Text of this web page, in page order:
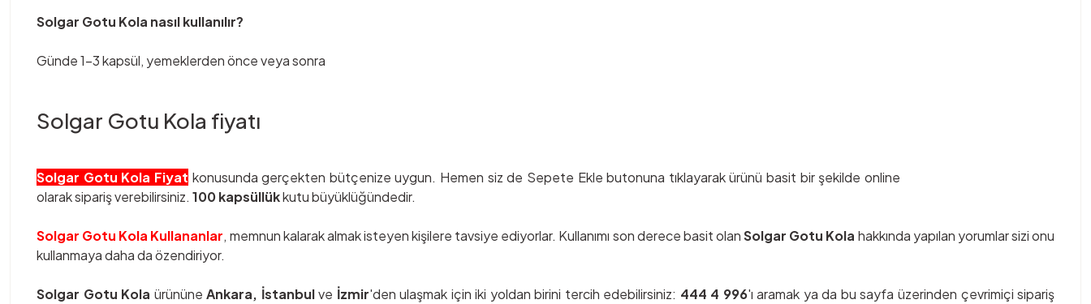
Solgar Gotu Kola nasıl kullanılır?
Günde 1-3 kapsül, yemeklerden önce veya sonra
Solgar Gotu Kola fiyatı
Solgar Gotu Kola Fiyat konusunda gerçekten bütçenize uygun. Hemen siz de Sepete Ekle butonuna tıklayarak ürünü basit bir şekilde online
olarak sipariş verebilirsiniz. 100 kapsüllükkutu büyüklüğündedir.
Solgar Gotu Kola Kullananlar, memnun kalarak almak isteyen kişilere tavsiye ediyorlar. Kullanımı son derece basit olanSolgar Gotu Kola hakkında yapılan yorumlar sizi onu
kullanmaya daha da özendiriyor.
Solgar Gotu Kola ürününeAnkara, İstanbulve İzmir'den ulaşmak için iki yoldan birini tercih edebilirsiniz: 444 4 996'ı aramak ya da bu sayfa üzerinden çevrimiçi sipariş